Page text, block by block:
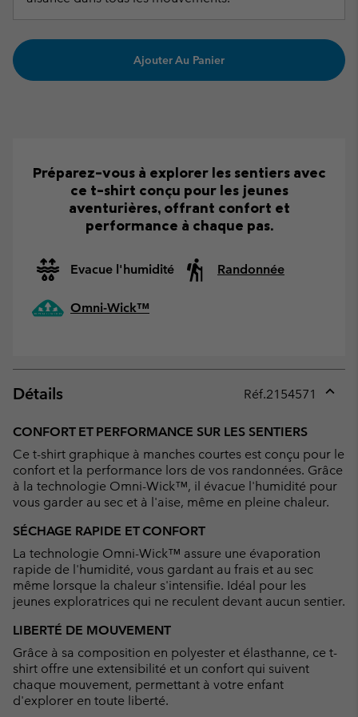
Ajouter Au Panier
Préparez-vous à explorer les sentiers avec
ce t-shirt conçu pour les jeunes
aventurières, offrant confort et
performance à chaque pas.
Evacue l'humidité Randonnée
Omni-Wick™
Détails Réf.2154571
CONFORT ET PERFORMANCE SUR LES SENTIERS
Ce t-shirt graphique à manches courtes est conçu pour le
confort et la performance lors de vos randonnées. Grâce
à la technologie Omni-Wick™, il évacue l'humidité pour
vous garder au sec et à l'aise, même en pleine chaleur.
SÉCHAGE RAPIDE ET CONFORT
La technologie Omni-Wick™ assure une évaporation
rapide de l'humidité, vous gardant au frais et au sec
même lorsque la chaleur s'intensifie. Idéal pour les
jeunes exploratrices qui ne reculent devant aucun sentier.
LIBERTÉ DE MOUVEMENT
Grâce à sa composition en polyester et élasthanne, ce t-
shirt offre une extensibilité et un confort qui suivent
chaque mouvement, permettant à votre enfant
d'explorer en toute liberté.